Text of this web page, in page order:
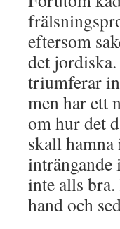
eftersom
det
triumferar
men har ett
om hur det
skall
inträngande
inte alls
hand och